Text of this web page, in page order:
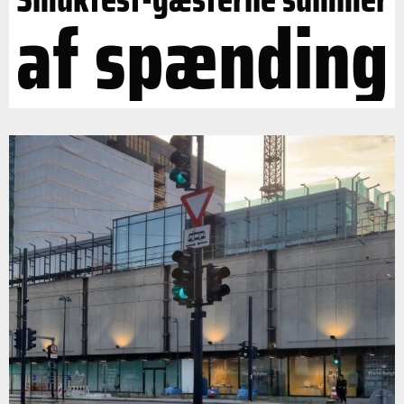
af spænding